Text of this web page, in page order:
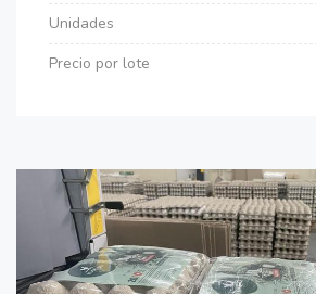
Unidades
Precio por lote